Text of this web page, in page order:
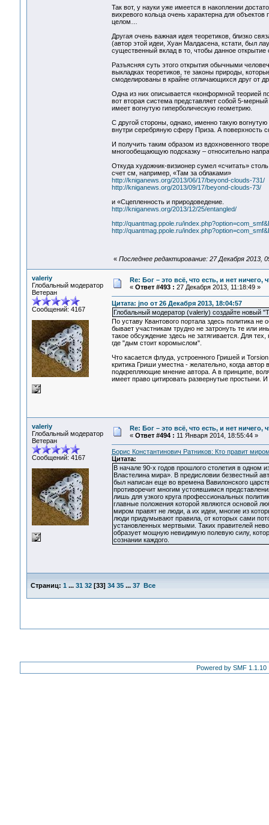
Так вот, у науки уже имеется в накоплении
вихревого кольца очень характерна для
целом…
Другая очень важная идея теоретиков, близко
(автор этой идеи, Хуан Малдасена, кстати, был
существенный вклад в то, чтобы данное открытие
Разъясняя суть этого открытия обычными
выкладках теоретиков, те законы природы,
смоделированы в крайне отличающихся друг от
Одна из них описывается «конформной теорией
вот вторая система представляет собой 5-
имеет вогнутую гиперболическую геометрию.
С другой стороны, однако, именно такую
внутри серебряную сферу Приза. А поверхность
И получить таким образом из вдохновенного
многообещающую подсказку – относительно
Откуда художник-визионер сумел «считать»
счет см, например, «Там за облаками»
http://kniganews.org/2013/06/17/beyond-clouds-731/
http://kniganews.org/2013/09/17/beyond-clouds-73/
и «Сцепленность и природоведение.
http://kniganews.org/2013/12/25/entangled/
http://quantmag.ppole.ru/
http://quantmag.ppole.ru/
« Последнее редактирование: 27 Декабря 2013,
valeriy
Глобальный модератор
Ветеран
Сообщений: 4167
Re: Бог – это всё, что есть, и нет
« Ответ #493 : 27 Декабря 2013, 11:18:49 »
Цитата: jno от 26 Декабря 2013, 18:04:57
Глобальный модератор (valeriy) создайте новый
По уставу Квантового портала здесь политика
бывает участникам трудно не затронуть те или
такое обсуждение здесь не затягивается. Для
где "дым стоит коромыслом".
Что касается флуда, устроенного Гришей и
критика Гриши уместна - желательно, когда
подкрепляющие мнение автора. А в принципе,
имеет право цитировать развернутые простыни.
valeriy
Глобальный модератор
Ветеран
Сообщений: 4167
Re: Бог – это всё, что есть, и нет
« Ответ #494 : 11 Января 2014, 18:55:44 »
Борис Константинович Ратников: Кто правит
Цитата:
В начале 90-х годов прошлого столетия в одном
Властелина мира». В предисловии безвестный
был написан еще во времена Вавилонского
противоречит многим устоявшимся
лишь для узкого круга профессиональных
главные положения которой являются основой
миром правят не люди, а их идеи, многие из
люди придумывают правила, от которых сами
установленных мертвыми. Таких правителей
образует мощную невидимую полевую силу,
сознании каждого.
Страниц: 1 ... 31 32[33] 34 35 ... 37 Все
Powered by SMF 1.1.10